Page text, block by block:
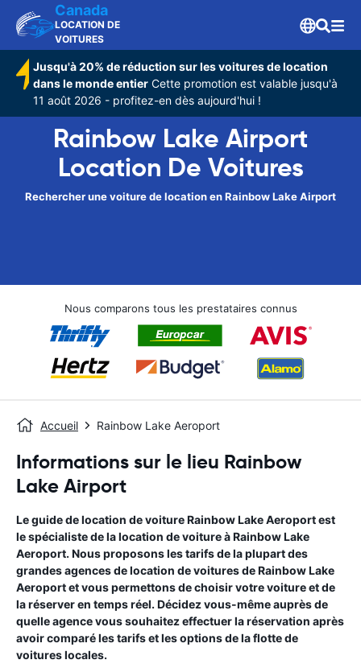
Canada
LOCATION DE
VOITURES
Jusqu'à 20% de réduction sur les voitures de location
dans le monde entier Cette promotion est valable jusqu'à
11 août 2026 - profitez-en dès aujourd'hui !
Rainbow Lake Airport
Location De Voitures
Rechercher une voiture de location en Rainbow Lake Airport
Nous comparons tous les prestataires connus
Accueil Rainbow Lake Aeroport
Informations sur le lieu Rainbow
Lake Airport
Le guide de location de voitureRainbow Lake Aeroportest
le spécialiste de la location de voiture àRainbow Lake
Aeroport. Nous proposons les tarifs de la plupart des
grandes agences de location de voitures deRainbow Lake
Aeroportet vous permettons de choisir votre voiture et de
la réserver en temps réel. Décidez vous-même auprès de
quelle agence vous souhaitez effectuer la réservation après
avoir comparé les tarifs et les options de la flotte de
voitures locales.